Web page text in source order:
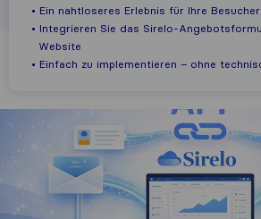
• Ein nahtloseres Erlebnis für Ihre Besucher
• Integrieren Sie das Sirelo-
Website
• Einfach zu implementieren – ohne